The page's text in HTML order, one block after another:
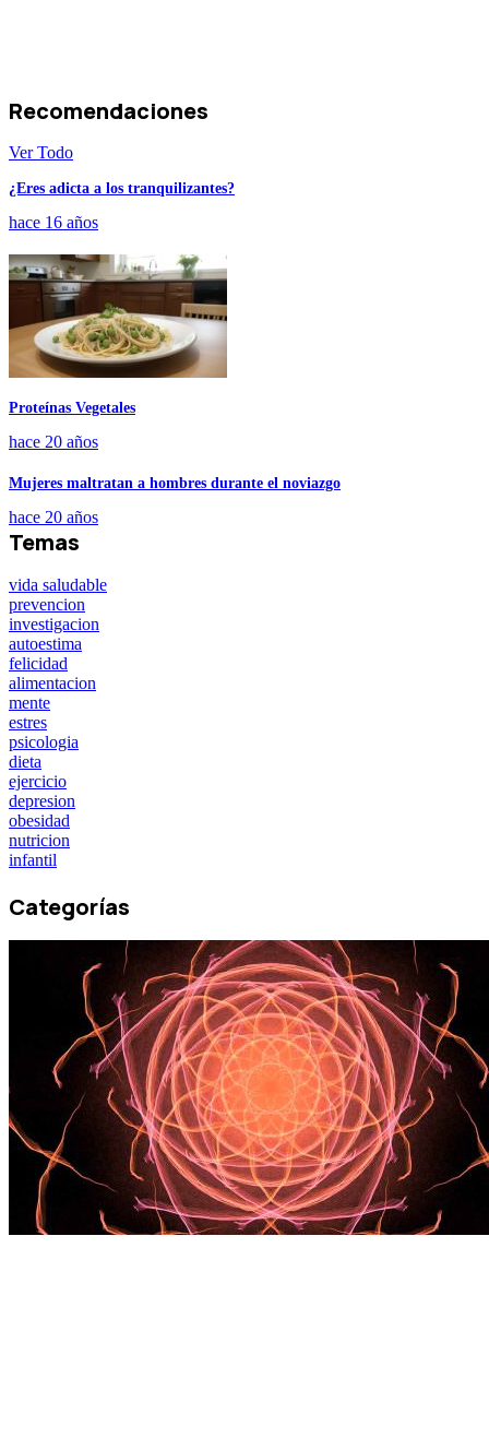
Recomendaciones
Ver Todo
¿Eres adicta a los tranquilizantes?
hace 16 años
Proteínas Vegetales
hace 20 años
Mujeres maltratan a hombres durante el noviazgo
hace 20 años
Temas
vida saludable
prevencion
investigacion
autoestima
felicidad
alimentacion
mente
estres
psicologia
dieta
ejercicio
depresion
obesidad
nutricion
infantil
Categorías